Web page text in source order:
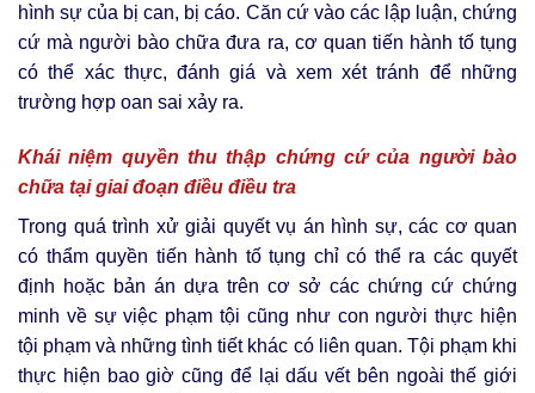
hình sự của bị can, bị cáo. Căn cứ vào các lập luận, chứng
cứ mà người bào chữa đưa ra, cơ quan tiến hành tố tụng
có thể xác thực, đánh giá và xem xét tránh để những
trường hợp oan sai xảy ra.
Khái niệm quyền thu thập chứng cứ của người bào
chữa tại giai đoạn điều điều tra
Trong quá trình xử giải quyết vụ án hình sự, các cơ quan
có thẩm quyền tiến hành tố tụng chỉ có thể ra các quyết
định hoặc bản án dựa trên cơ sở các chứng cứ chứng
minh về sự việc phạm tội cũng như con người thực hiện
tội phạm và những tình tiết khác có liên quan. Tội phạm khi
thực hiện bao giờ cũng để lại dấu vết bên ngoài thế giới